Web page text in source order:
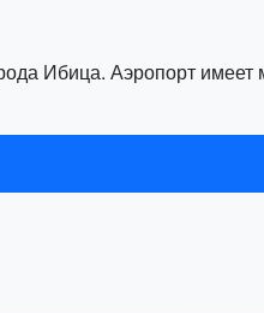
Ибица. Аэропорт имеет